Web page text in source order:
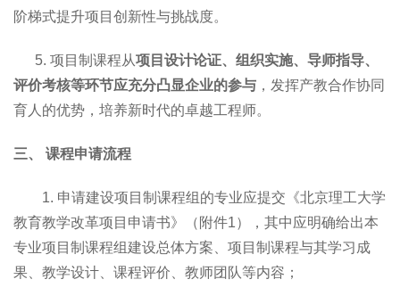
阶梯式提升项目创新性与挑战度。
5. 项目制课程从项目设计论证、组织实施、导师指导、
评价考核等环节应充分凸显企业的参与 ，发挥产教合作协同
育人的优势，培养新时代的卓越工程师。
三、 课程申请流程
1. 申请建设项目制课程组的专业应提交《北京理工大学
教育教学改革项目申请书》（附件1），其中应明确给出本
专业项目制课程组建设总体方案、项目制课程与其学习成
果、教学设计、课程评价、教师团队等内容；